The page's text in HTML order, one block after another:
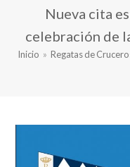
Nueva cita
celebración de
Inicio » Regatas de